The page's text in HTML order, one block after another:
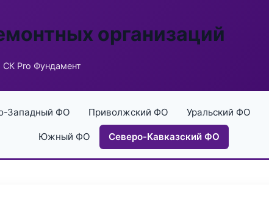
организаций
СК Pro Фундамент
Западный ФО Приволжский ФО Уральский ФО
Южный ФО Северо-Кавказский ФО